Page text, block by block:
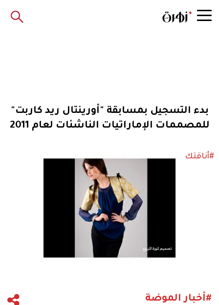
بدء التسجيل بمسابقة "أورينتال ريد كاربت"
للمصممات الإماراتيات الناشئات لعام 2011
#أناقتك
#أخبار الموضة